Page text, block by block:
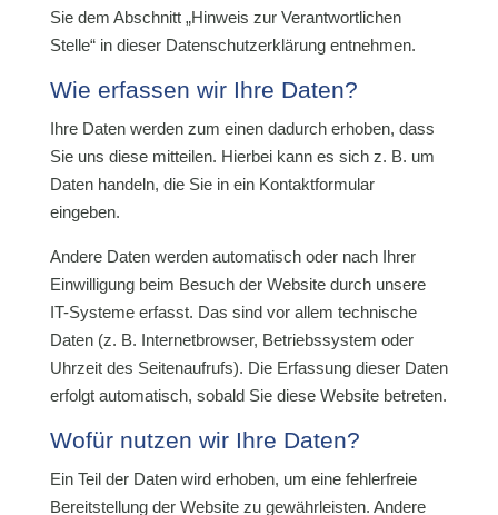
Sie dem Abschnitt „Hinweis zur Verantwortlichen
Stelle“ in dieser Datenschutzerklärung entnehmen.
Wie erfassen wir Ihre Daten?
Ihre Daten werden zum einen dadurch erhoben, dass
Sie uns diese mitteilen. Hierbei kann es sich z. B. um
Daten handeln, die Sie in ein Kontaktformular
eingeben.
Andere Daten werden automatisch oder nach Ihrer
Einwilligung beim Besuch der Website durch unsere
IT-Systeme erfasst. Das sind vor allem technische
Daten (z. B. Internetbrowser, Betriebssystem oder
Uhrzeit des Seitenaufrufs). Die Erfassung dieser Daten
erfolgt automatisch, sobald Sie diese Website betreten.
Wofür nutzen wir Ihre Daten?
Ein Teil der Daten wird erhoben, um eine fehlerfreie
Bereitstellung der Website zu gewährleisten. Andere